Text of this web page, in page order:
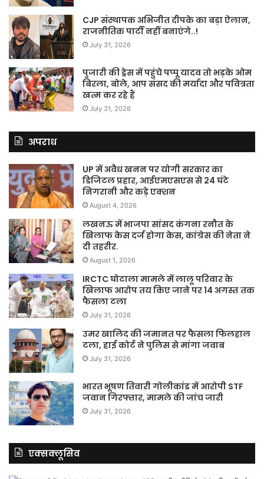
CJP संस्थापक अभिजीत दीपके का बड़ा ऐलान,
राजनीतिक पार्टी नहीं बनाएंगे..!
July 31, 2026
पुजारी की ड्रेस में पहुंचे पप्पू यादव तो भड़के ओम
बिरला, बोले, आप संसद की मर्यादा और पवित्रता
खत्म कर रहे हैं
July 31, 2026
अपराध
UP में अवैध खनन पर योगी सरकार का
डिजिटल प्रहार, आईएमएसएस से 24 घंटे
निगरानी और कड़े एक्शन
August 4, 2026
लखनऊ में भाजपा सांसद कंगना रनौत के
खिलाफ केस दर्ज होगा केस, कांग्रेस की नेता ने
दी तहरीर.
August 1, 2026
IRCTC घोटाला मामले में लालू परिवार के
खिलाफ आरोप तय किए जाने पर 14 अगस्त तक
फैसला टला
July 31, 2026
उमर खालिद की जमानत पर फैसला फिलहाल
टला, हाई कोर्ट ने पुलिस से मांगा जवाब
July 31, 2026
भारत भूषण तिवारी गोलीकांड में आरोपी STF
जवान गिरफ्तार, मामले की जांच जारी
July 31, 2026
एक्सक्लूसिव